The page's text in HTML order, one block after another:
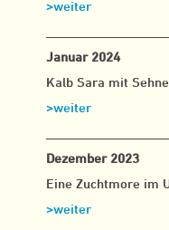
>weiter
Januar 2024
Kalb Sara mit
>weiter
Dezember 2023
Eine Zuchtmore im
>weiter